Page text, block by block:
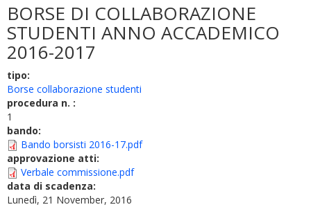
BORSE DI COLLABORAZIONE
STUDENTI ANNO ACCADEMICO
2016-2017
tipo:
Borse collaborazione studenti
procedura n. :
1
bando:
Bando borsisti 2016-17.pdf
approvazione atti:
Verbale commissione.pdf
data di scadenza:
Lunedì, 21 November, 2016